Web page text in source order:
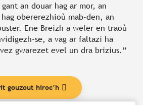
an douar hag ar mor, an
obererezhioù mab-den, an
Ene Breizh a weler en traoù
se, a vag ar faltazi ha
gwarezet evel un dra brizius.”
gouzout hiroc’h